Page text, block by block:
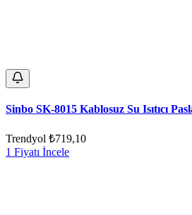
Sinbo SK-8015 Kablosuz Su Isıtıcı
Trendyol ₺719,10
1 Fiyatı İncele